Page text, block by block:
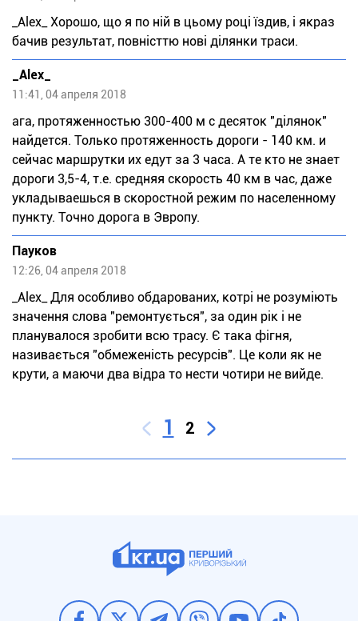
_Alex_ Хорошо, що я по ній в цьому році їздив, і якраз
бачив результат, повністтю нові ділянки траси.
_Alex_
11:41, 04 апреля 2018
ага, протяженностью 300-400 м с десяток "ділянок"
найдется. Только протяженность дороги - 140 км. и
сейчас маршрутки их едут за 3 часа. А те кто не знает
дороги 3,5-4, т.е. средняя скорость 40 км в час, даже
укладываешься в скоростной режим по населенному
пункту. Точно дорога в Эвропу.
Пауков
12:26, 04 апреля 2018
_Alex_ Для особливо обдарованих, котрі не розуміють
значення слова "ремонтується", за один рік і не
планувалося зробити всю трасу. Є така фігня,
називається "обмеженість ресурсів". Це коли як не
крути, а маючи два відра то нести чотири не вийде.
1 2